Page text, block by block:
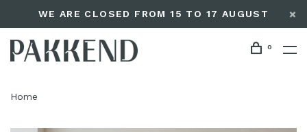
WE ARE CLOSED FROM 15 TO 17 AUGUST
0
Home